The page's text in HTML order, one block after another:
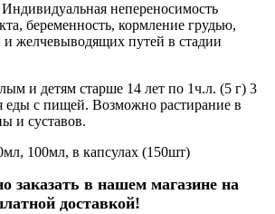
Индивидуальная непереносимость
беременность, кормление грудью,
и желчевыводящих путей в стадии
и детям старше 14 лет по 1ч.л. (5 г) 3
еды с пищей. Возможно растирание в
и суставов.
100мл, в капсулах (150шт)
заказать в нашем магазине на
доставкой!